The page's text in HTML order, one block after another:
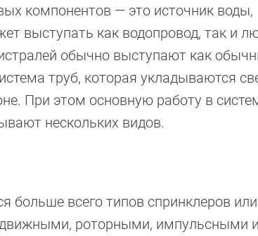
компонентов — это источник воды,
выступать как водопровод, так и
обычно выступают как
труб, которая укладываются
При этом основную работу в
нескольких видов.
больше всего типов спринклеров или
роторными, импульсными